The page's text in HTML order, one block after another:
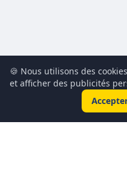
🍪 Nous utilisons des
et afficher des publicités